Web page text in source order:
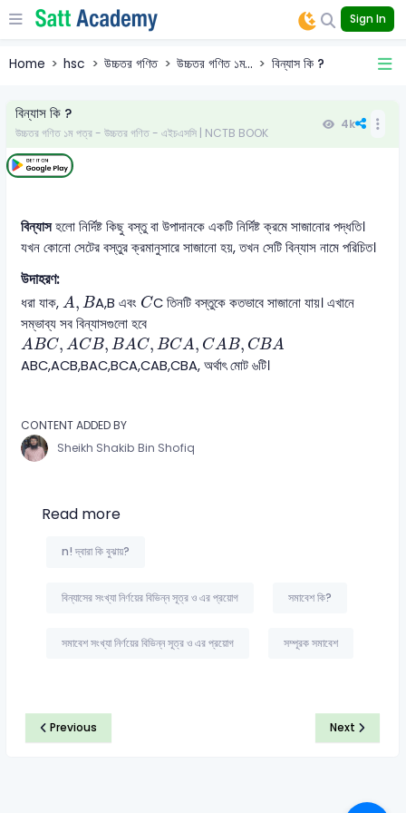
Sign In
Home hsc উচ্চতর গণিত উচ্চতর গণিত ১ম... বিন্যাস কি ?
বিন্যাস কি ?
উচ্চতর গণিত ১ম পত্র - উচ্চতর গণিত - এইচএসসি | NCTB BOOK
4k
বিন্যাসহলো নির্দিষ্ট কিছু বস্তু বা উপাদানকে একটি নির্দিষ্ট ক্রমে সাজানোর পদ্ধতি।
যখন কোনো সেটের বস্তুর ক্রমানুসারে সাজানো হয়, তখন সেটি বিন্যাস নামে পরিচিত।
উদাহরণ:
ধরা যাক,A, B
A, B A,B এবং C
CC তিনটি বস্তুকে কতভাবে সাজানো যায়। এখানে
সম্ভাব্য সব বিন্যাসগুলো হবে
ABC, ACB, BAC, BCA, CAB, CBA
ABC, ACB, BAC, BCA, CAB, CBA
ABC,ACB,BAC,BCA,CAB,CBA, অর্থাৎ মোট ৬টি।
CONTENT ADDED BY
Sheikh Shakib Bin Shofiq
Read more
n! দ্বারা কি বুঝায়?
বিন্যাসের সংখ্যা নির্ণয়ের বিভিন্ন সূত্র ও এর প্রয়োগ সমাবেশ কি?
সমাবেশ সংখ্যা নির্ণয়ের বিভিন্ন সূত্র ও এর প্রয়োগ সম্পূরক সমাবেশ
Previous Next